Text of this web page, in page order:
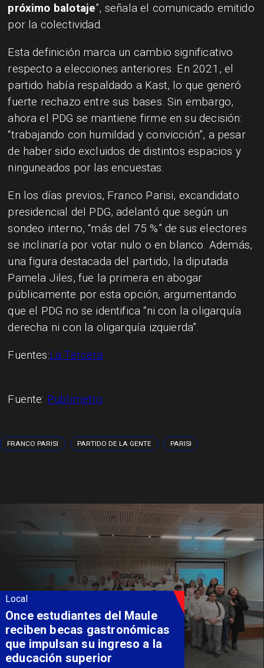
próximo balotaje”, señala el comunicado emitido
por la colectividad.
Esta definición marca un cambio significativo
respecto a elecciones anteriores. En 2021, el
partido había respaldado a Kast, lo que generó
fuerte rechazo entre sus bases. Sin embargo,
ahora el PDG se mantiene firme en su decisión:
“trabajando con humildad y convicción”, a pesar
de haber sido excluidos de distintos espacios y
ninguneados por las encuestas.
En los días previos, Franco Parisi, excandidato
presidencial del PDG, adelantó que según un
sondeo interno, “más del 75 %” de sus electores
se inclinaría por votar nulo o en blanco. Además,
una figura destacada del partido, la diputada
Pamela Jiles, fue la primera en abogar
públicamente por esta opción, argumentando
que el PDG no se identifica “ni con la oligarquía
derecha ni con la oligarquía izquierda”.
Fuentes:La Tercera
Fuente: Publimetro
FRANCO PARISI PARTIDO DE LA GENTE PARISI
Local
Álvarez-Salamanca lidera la
apuesta regional para
consolidar el Paso Pehuenche
como alternativa a Los
Libertadores